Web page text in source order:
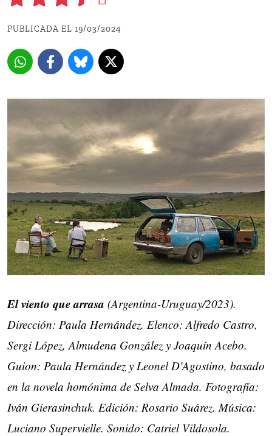
PUBLICADA EL 19/03/2024
El viento que arrasa (Argentina-Uruguay/2023).
Dirección: Paula Hernández. Elenco: Alfredo Castro,
Sergi López, Almudena González y Joaquín Acebo.
Guion: Paula Hernández y Leonel D'Agostino, basado
en la novela homónima de Selva Almada. Fotografía:
Iván Gierasinchuk. Edición: Rosario Suárez. Música:
Luciano Supervielle. Sonido: Catriel Vildosola.